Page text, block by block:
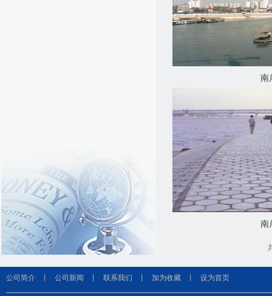
南
南
公司简介 公司新闻 联系我们 加为收藏 设为首页